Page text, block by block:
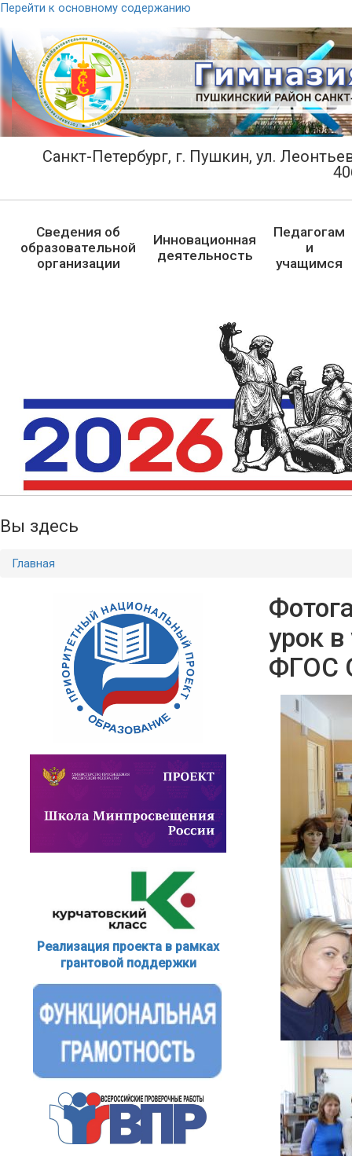
Перейти к основному содержанию
Санкт-Петербург, г. Пушкин, ул.
Сведения об
образовательной
организации
Инновационная
деятельность
Педагогам
и
учащимся
Вы здесь
Главная
Реализация проекта в рамках
грантовой поддержки
урок
ФГОС